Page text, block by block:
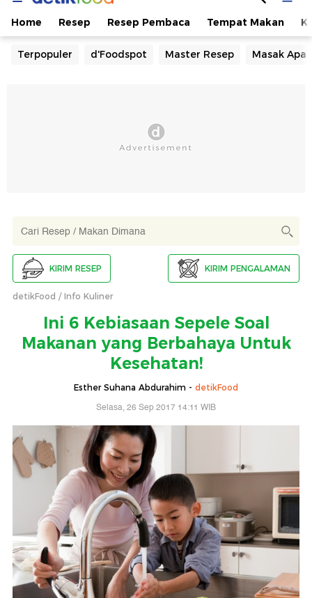
Home Resep Resep Pembaca Tempat Makan
Terpopuler d'Foodspot Master Resep Masak Apa
KIRIM RESEP KIRIM PENGALAMAN
detikFood Info Kuliner
Ini 6 Kebiasaan Sepele Soal
Makanan yang Berbahaya Untuk
Kesehatan!
Esther Suhana Abdurahim - detikFood
Selasa, 26 Sep 2017 14:11 WIB